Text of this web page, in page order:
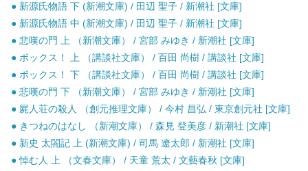
● 新源氏物語 下 (新潮文庫) / 田辺 聖子 / 新潮社 [文庫]
● 新源氏物語 中 (新潮文庫) / 田辺 聖子 / 新潮社 [文庫]
● 悲嘆の門 上 （新潮文庫） / 宮部 みゆき / 新潮社 [文庫]
● ボックス！ 上 （講談社文庫） / 百田 尚樹 / 講談社 [文庫]
● ボックス！ 下 （講談社文庫） / 百田 尚樹 / 講談社 [文庫]
● 悲嘆の門 下 （新潮文庫） / 宮部 みゆき / 新潮社 [文庫]
● 屍人荘の殺人 （創元推理文庫） / 今村 昌弘 / 東京創元社 [文庫]
● きつねのはなし （新潮文庫） / 森見 登美彦 / 新潮社 [文庫]
● 新史 太閤記 上 (新潮文庫) / 司馬 遼太郎 / 新潮社 [文庫]
● 悼む人 上 （文春文庫） / 天童 荒太 / 文藝春秋 [文庫]